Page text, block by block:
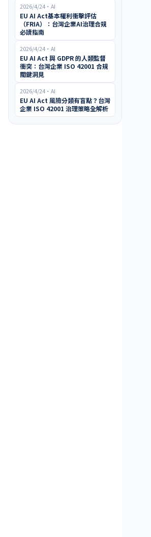
2026/4/24 ・ AI
EU AI Act基本權利衝擊評估
（FRIA）：台灣企業AI治理合規
必讀指南
2026/4/24 ・ AI
EU AI Act 與 GDPR 的人類監督
衝突：台灣企業 ISO 42001 合規
關鍵洞見
2026/4/24 ・ AI
EU AI Act 風險分類有盲點？台灣
企業 ISO 42001 治理策略全解析